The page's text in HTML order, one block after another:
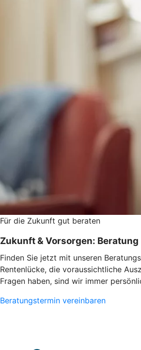
Für die Zukunft gut beraten
Zukunft & Vorsorgen: Beratung
Finden Sie jetzt mit unseren
Rentenlücke, die voraussichtliche
Fragen haben, sind wir immer
Beratungstermin vereinbaren